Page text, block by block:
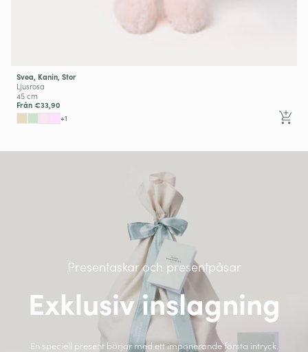
Svea, Kanin, Stor
Ljusrosa
45 cm
Från €33,90
+1
Presentaskar och presentpåsar
Exklusiv inslagning
En speciell present börjar med ett imponerande första intryck.